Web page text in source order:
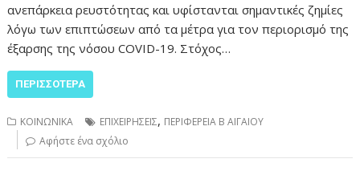
ανεπάρκεια ρευστότητας και υφίστανται σημαντικές ζημίες
λόγω των επιπτώσεων από τα μέτρα για τον περιορισμό της
έξαρσης της νόσου COVID-19. Στόχος…
ΠΕΡΙΣΣΌΤΕΡΑ
ΚΟΙΝΩΝΙΚΑ ΕΠΙΧΕΙΡΗΣΕΙΣ, ΠΕΡΙΦΕΡΕΙΑ Β ΑΙΓΑΙΟΥ
Αφήστε ένα σχόλιο